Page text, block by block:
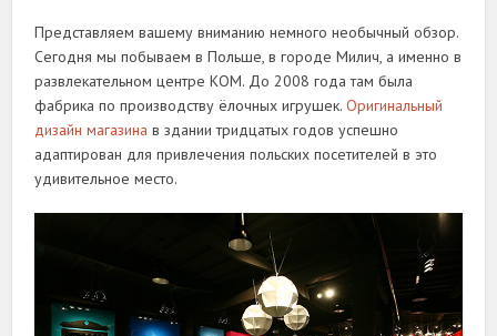
Представляем вашему вниманию немного необычный обзор.
Сегодня мы побываем в Польше, в городе Милич, а именно в
развлекательном центре КОМ. До 2008 года там была
фабрика по производству ёлочных игрушек.Оригинальный
дизайн магазина в здании тридцатых годов успешно
адаптирован для привлечения польских посетителей в это
удивительное место.